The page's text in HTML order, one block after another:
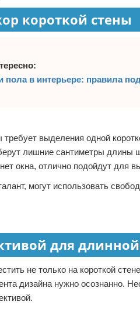
короткой стены
пола в интерьере: правила
требует выделения одной
лишние сантиметры
окна, отлично подойдут
могут использовать
для
не только на короткой
дизайна нужно осознанно.